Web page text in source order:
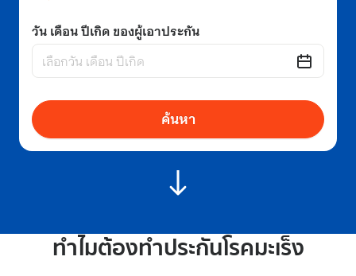
วัน เดือน ปีเกิด ของผู้เอาประกัน
ค้นหา
ทำไมต้องทำประกันโรคมะเร็ง